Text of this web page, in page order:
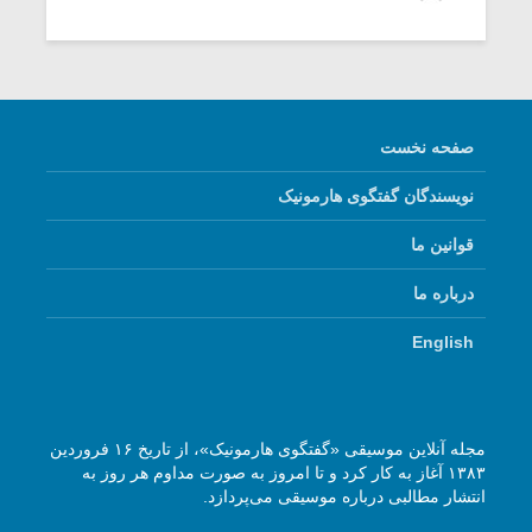
صفحه نخست
نویسندگان گفتگوی هارمونیک
قوانین ما
درباره ما
English
مجله آنلاین موسیقی «گفتگوی هارمونیک»، از تاریخ ۱۶ فروردین
۱۳۸۳ آغاز به کار کرد و تا امروز به صورت مداوم هر روز به
انتشار مطالبی درباره موسیقی می‌پردازد.
مشهورترین باشی،
موسیقی